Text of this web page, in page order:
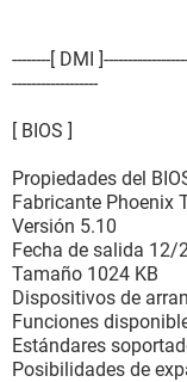
--------[ DMI
------------------
[ BIOS ]
Propiedades del
Fabricante Phoenix
Versión 5.10
Fecha de salida 12/
Tamaño 1024 KB
Dispositivos de
Funciones
Estándares
Posibilidades de